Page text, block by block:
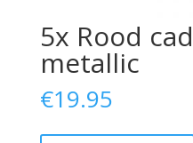
5x Rood
metallic
€19.95